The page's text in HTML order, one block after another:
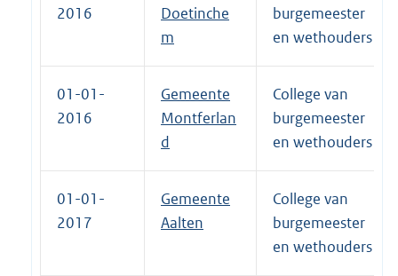
2016
Doetinche
m
burgemeester
en wethouders
01-01-
2016
Gemeente
Montferlan
d
College van
burgemeester
en wethouders
01-01-
2017
Gemeente
Aalten
College van
burgemeester
en wethouders